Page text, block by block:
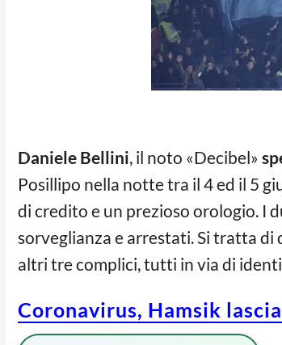
Daniele Bellini, il noto «Decibel»
Posillipo nella notte tra il 4 ed il 5
di credito e un prezioso orologio. I
sorveglianza e arrestati. Si tratta di
altri tre complici, tutti in via di
Coronavirus, Hamsik